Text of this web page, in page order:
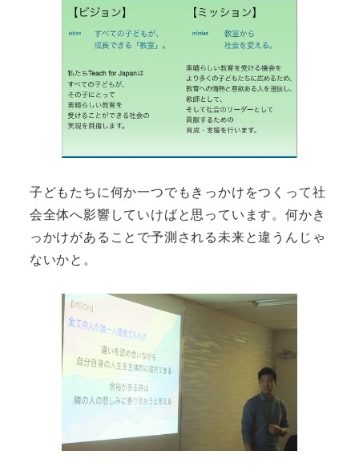
子どもたちに何か一つでもきっかけをつくって社
会全体へ影響していけばと思っています。何かき
っかけがあることで予測される未来と違うんじゃ
ないかと。